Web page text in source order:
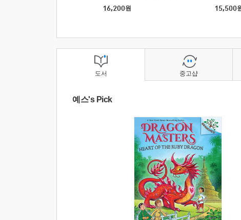
16,200원
15,500
도서
예스's Pick
중고샵